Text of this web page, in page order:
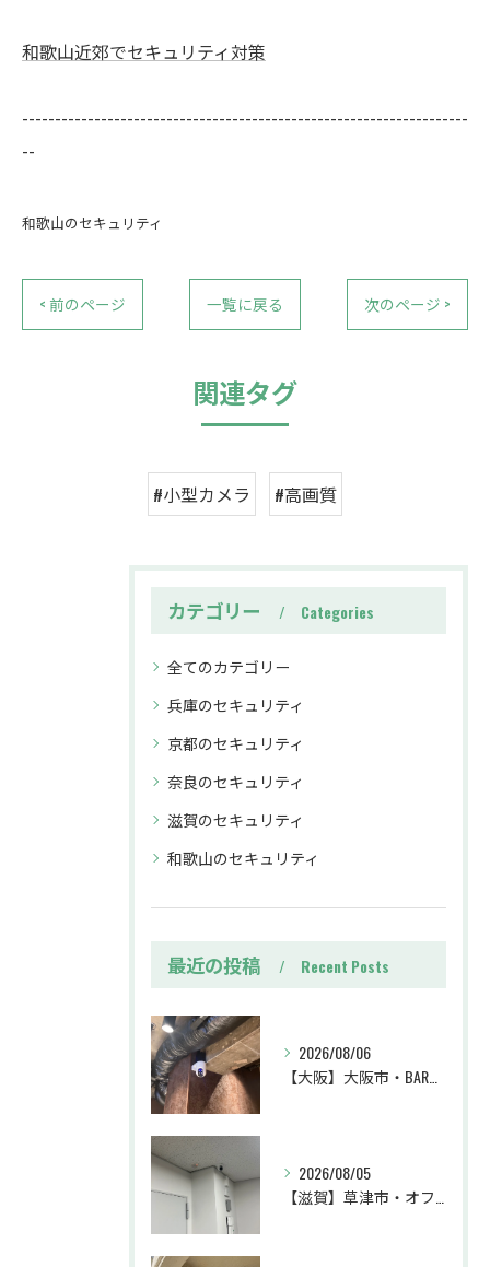
和歌山近郊でセキュリティ対策
--------------------------------------------------------------------
--
和歌山のセキュリティ
< 前のページ 一覧に戻る 次のページ >
関連タグ
#小型カメラ #高画質
カテゴリー Categories
全てのカテゴリー
兵庫のセキュリティ
京都のセキュリティ
奈良のセキュリティ
滋賀のセキュリティ
和歌山のセキュリティ
最近の投稿 Recent Posts
2026/08/06
2026/08/05